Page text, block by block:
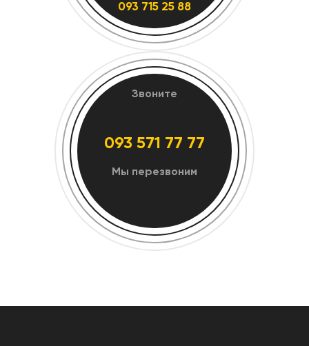
093 715 25 88
Звоните
093 571 77 77
Мы перезвоним